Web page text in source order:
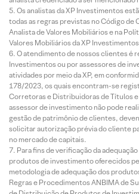
Os analistas da XP Investimentos
todas as regras previstas no Código de
Analista de Valores Mobiliários e na
Valores Mobiliários da XP
O atendimento de nossos clientes é
Investimentos ou por assessores de
atividades por meio da XP, em
178/2023, os quais encontram-se
Corretoras e Distribuidoras de Títulos
assessor de investimento não pode
gestão de patrimônio de clientes,
solicitar autorização prévia do cliente
no mercado de capitais.
Para fins de verificação da
produtos de investimento oferecidos
metodologia de adequação dos
Regras e Procedimentos ANBIMA de